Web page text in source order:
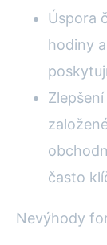
Úspora
hodiny
často
Nevýhody